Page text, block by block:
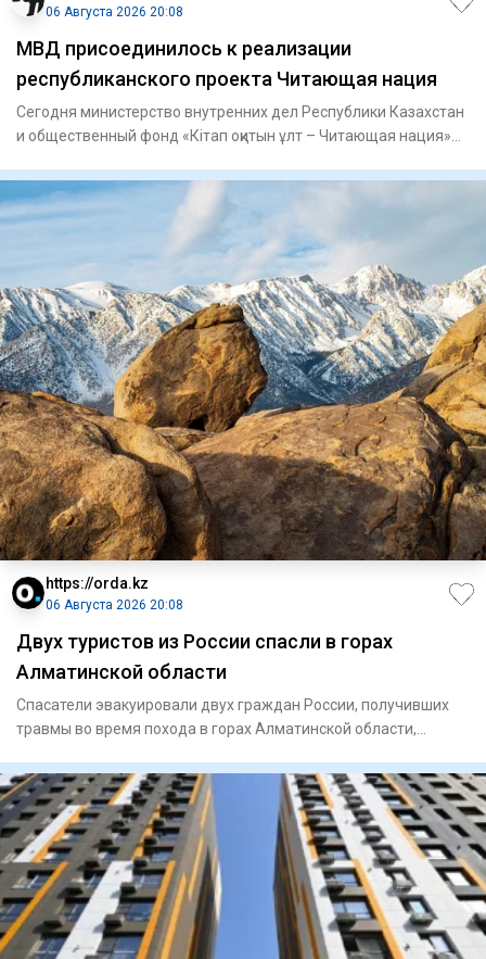
06 Августа 2026 20:08
МВД присоединилось к реализации
республиканского проекта Читающая нация
Сегодня министерство внутренних дел Республики Казахстан
и общественный фонд «Кітап оқитын ұлт – Читающая нация»
https://orda.kz
06 Августа 2026 20:08
Двух туристов из России спасли в горах
Алматинской области
Спасатели эвакуировали двух граждан России, получивших
травмы во время похода в горах Алматинской области,